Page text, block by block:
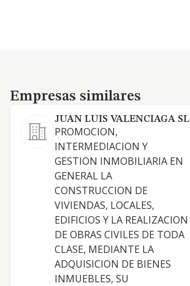
Empresas similares
Empresas similares
JUAN LUIS VALENCIAGA SL
PROMOCION,
INTERMEDIACION Y
GESTION INMOBILIARIA EN
GENERAL LA
CONSTRUCCION DE
VIVIENDAS, LOCALES,
EDIFICIOS Y LA REALIZACION
DE OBRAS CIVILES DE TODA
CLASE, MEDIANTE LA
ADQUISICION DE BIENES
INMUEBLES, SU